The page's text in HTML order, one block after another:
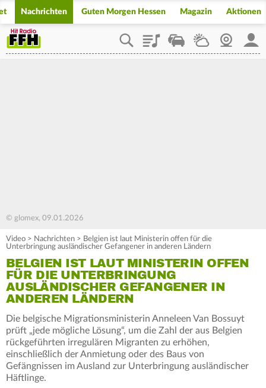
Nachrichten Guten Morgen Hessen Magazin Aktionen
PlaylistStaupilotWetterWebcam
© glomex, 09.01.2026
Video > Nachrichten > Belgien ist laut Ministerin offen für die
Unterbringung ausländischer Gefangener in anderen Ländern
BELGIEN IST LAUT MINISTERIN OFFEN
FÜR DIE UNTERBRINGUNG
AUSLÄNDISCHER GEFANGENER IN
ANDEREN LÄNDERN
Die belgische Migrationsministerin Anneleen Van Bossuyt
prüft „jede mögliche Lösung“, um die Zahl der aus Belgien
rückgeführten irregulären Migranten zu erhöhen,
einschließlich der Anmietung oder des Baus von
Gefängnissen im Ausland zur Unterbringung ausländischer
Häftlinge.